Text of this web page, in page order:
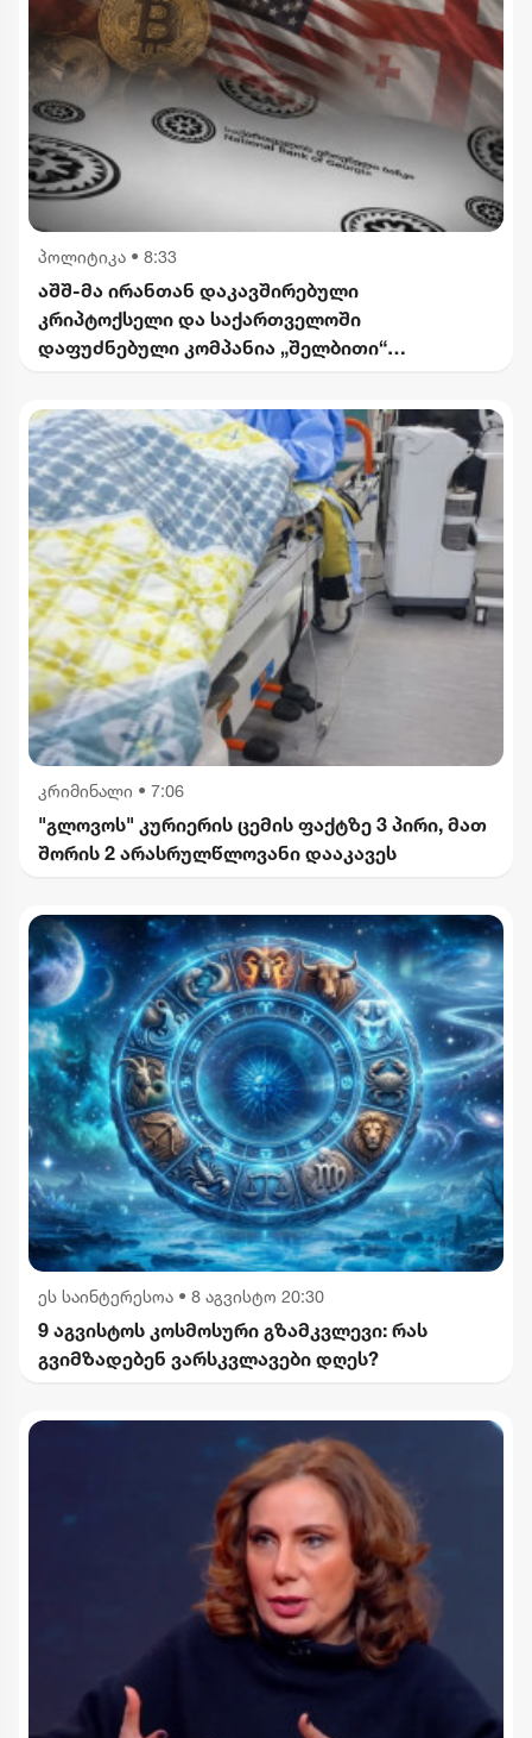
პოლიტიკა • 8:33
აშშ-მა ირანთან დაკავშირებული
კრიპტოქსელი და საქართველოში
დაფუძნებული კომპანია „შელბითი“
კრიმინალი • 7:06
"გლოვოს" კურიერის ცემის ფაქტზე 3 პირი, მათ
შორის 2 არასრულწლოვანი დააკავეს
ეს საინტერესოა • 8 აგვისტო 20:30
9 აგვისტოს კოსმოსური გზამკვლევი: რას
გვიმზადებენ ვარსკვლავები დღეს?